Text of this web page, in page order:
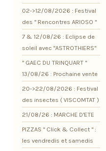
02->12/08/2026 : Festival
des " Rencontres ARIOSO "
7 & 12/08/26 : Eclipse de
soleil avec "ASTROTHIERS"
" GAEC DU TRINQUART "
13/08/26 : Prochaine vente
20->22/08/2026 : Festival
des insectes ( VISCOMTAT )
21/08/26 : MARCHE D'ETE
PIZZAS " Click & Collect " :
les vendredis et samedis